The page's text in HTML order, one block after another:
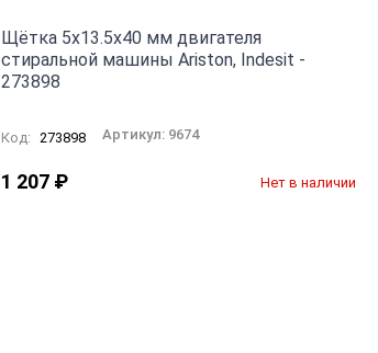
Щётка 5x13.5x40 мм двигателя
стиральной машины Ariston, Indesit -
273898
Код: 273898 Артикул: 9674
1 207 ₽ Нет в наличии